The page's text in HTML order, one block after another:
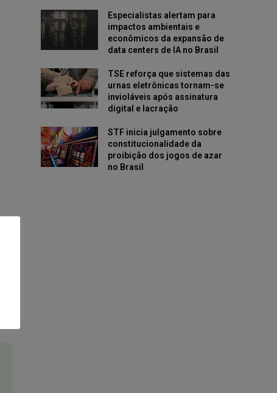
Especialistas alertam para
impactos ambientais e
econômicos da expansão de
data centers de IA no Brasil
TSE reforça que sistemas das
urnas eletrônicas tornam-se
invioláveis após assinatura
digital e lacração
STF inicia julgamento sobre
constitucionalidade da
proibição dos jogos de azar
no Brasil